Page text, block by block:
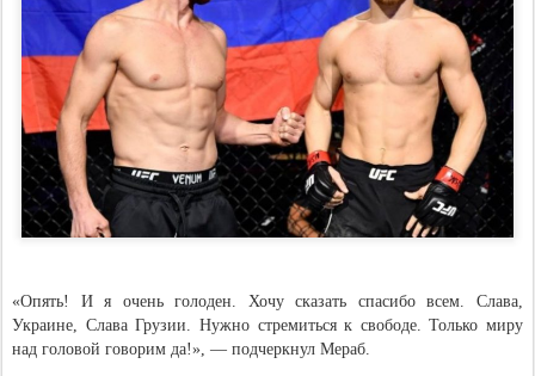
«Опять! И я очень голоден. Хочу сказать спасибо всем. Слава,
Украине, Слава Грузии. Нужно стремиться к свободе. Только миру
над головой говорим да!», — подчеркнул Мераб.